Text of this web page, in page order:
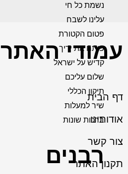
נשמת כל חי
עלינו לשבח
פטום הקטורת
פותח את ידיך
קדיש על ישראל
שלום עליכם
תיקון הכללי
שיר למעלות
ברכות שונות
רבנים
עמודי האתר
דף הבית
אודותינו
צור קשר
תקנון האתר